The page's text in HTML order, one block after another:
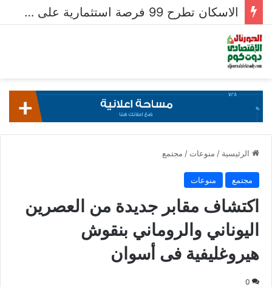
الاسكان تطرح 99 فرصة استثمارية على بوابة خدمات المستثمرين للشركات المصرية واستقبال 204 طلبات للشركات الأجنبية
الرئيسية / منوعات / مجتمع
مجتمع منوعات
اكتشاف مقابر جديدة من العصرين
اليوناني والروماني بنقوش
هيروغليفية فى أسوان
0